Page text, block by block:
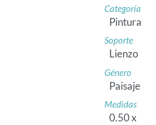
Categoría
Pintura
Soporte
Lienzo
Género
Paisaje
Medidas
0.50 x